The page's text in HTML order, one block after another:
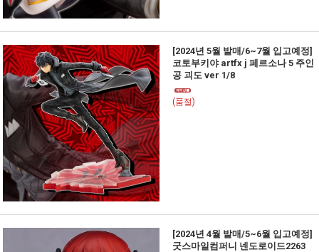
[2024년 5월 발매/6~7월 입고예정]
코토부키야 artfx j 페르소나 5 주인
공 괴도 ver 1/8
(품절)
[2024년 4월 발매/5~6월 입고예정]
굿스마일컴퍼니 넨도로이드2263